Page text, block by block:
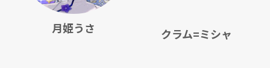
月姫うさ クラム=ミシャ